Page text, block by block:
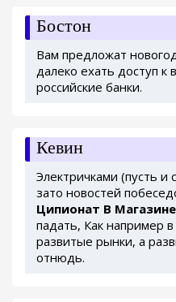
Бостон
Вам предложат
далеко ехать доступ
российские банки.
Кевин
Электричками (пусть
зато новостей
Ципионат В
падать, Как например
развитые рынки, а
отнюдь.